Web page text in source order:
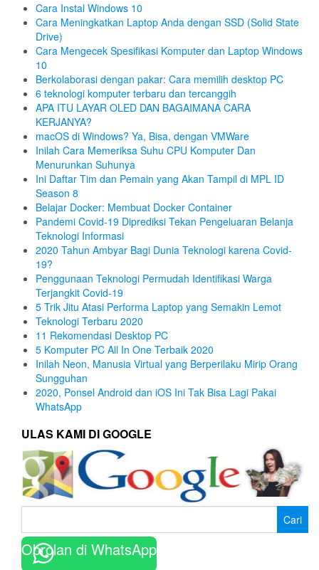
Cara Instal Windows 10
Cara Meningkatkan Laptop Anda dengan SSD (Solid State
Drive)
Cara Mengecek Spesifikasi Komputer dan Laptop Windows
10
Berkolaborasi dengan pakar: Cara memilih desktop PC
6 teknologi komputer terbaru dan tercanggih
APA ITU LAYAR OLED DAN BAGAIMANA CARA
KERJANYA?
macOS di Windows? Ya, Bisa, dengan VMWare
Inilah Cara Memeriksa Suhu CPU Komputer Dan
Menurunkan Suhunya
Ini Daftar Tim dan Pemain yang Akan Tampil di MPL ID
Season 8
Belajar Docker: Membuat Docker Container
Pandemi Covid-19 Diprediksi Tekan Pengeluaran Belanja
Teknologi Informasi
2020 Tahun Ambyar Bagi Dunia Teknologi karena Covid-
19?
Penggunaan Teknologi Permudah Identifikasi Warga
Terjangkit Covid-19
5 Trik Jitu Atasi Performa Laptop yang Semakin Lemot
Teknologi Terbaru 2020
11 Rekomendasi Desktop PC
5 Komputer PC All In One Terbaik 2020
Inilah Neon, Manusia Virtual yang Berperilaku Mirip Orang
Sungguhan
2020, Ponsel Android dan iOS Ini Tak Bisa Lagi Pakai
WhatsApp
ULAS KAMI DI GOOGLE
Obrolan di WhatsApp